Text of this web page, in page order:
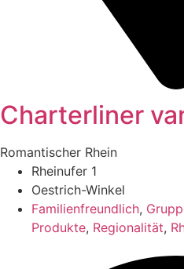
Charterliner
Romantischer Rhein
Rheinufer 1
Oestrich-Winkel
Familienfreundlich,
Produkte, Regionalität,